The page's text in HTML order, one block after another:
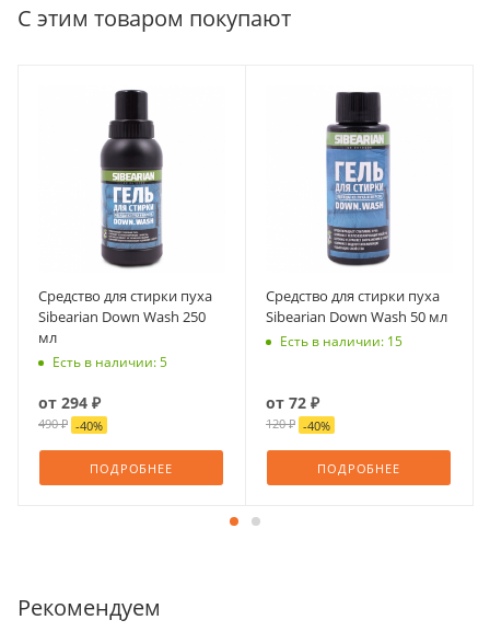
С этим товаром покупают
Средство для стирки пуха
Sibearian Down Wash 250
мл
Есть в наличии: 5
от 294 ₽
490 ₽ -40%
ПОДРОБНЕЕ
Средство для стирки пуха
Sibearian Down Wash 50 мл
Есть в наличии: 15
от 72 ₽
120 ₽ -40%
ПОДРОБНЕЕ
Рекомендуем